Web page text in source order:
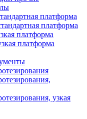
платформа
платформа
платформа
платформа
узкая